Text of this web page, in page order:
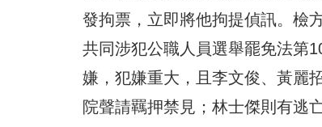
發拘票，立即將他拘提偵訊。檢
共同涉犯公職人員選舉罷免法第
嫌，犯嫌重大，且李文俊、黃麗
院聲請羈押禁見；林士傑則有逃